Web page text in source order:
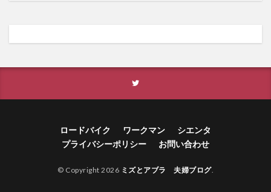
ロードバイク ワークマン
シエンタ
プライバシーポリシー
お問い合わせ
© Copyright 2026 ミズとアブラ 夫婦ブログ.